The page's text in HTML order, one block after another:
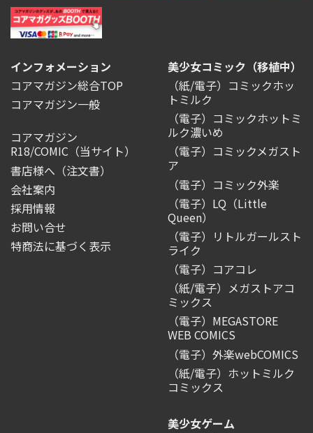
インフォメーション
コアマガジン総合TOP
コアマガジン一般
コアマガジン
R18/COMIC （当サイト）
書店様へ（注文書）
会社案内
採用情報
お問い合せ
特商法に基づく表示
美少女コミック（移植中）
（紙/電子）コミックホッ
トミルク
（電子）コミックホットミ
ルク濃いめ
（電子）コミックメガスト
ア
（電子）コミック外楽
（電子）LQ（Little
Queen）
（電子）リトルガールスト
ライク
（電子）コアコレ
（紙/電子）メガストアコ
ミックス
（電子）MEGASTORE
WEB COMICS
（電子）外楽webCOMICS
（紙/電子）ホットミルク
コミックス
美少女ゲーム